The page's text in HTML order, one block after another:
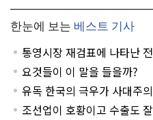
한눈에 보는 베스트 기사
통영시장 재검표에 나타난
요것들이 이 말을 들을까?
유독 한국의 극우가 사대주
조선업이 호황이고 수출도